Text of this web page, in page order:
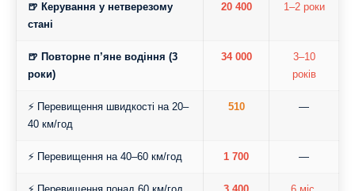
🍺 Керування у нетверезому
стані
20 400 1–2 роки
🍺 Повторне п’яне водіння (3
роки)
34 000
3–10
років
⚡ Перевищення швидкості на 20–
40 км/год
510 —
⚡ Перевищення на 40–60 км/год 1 700 —